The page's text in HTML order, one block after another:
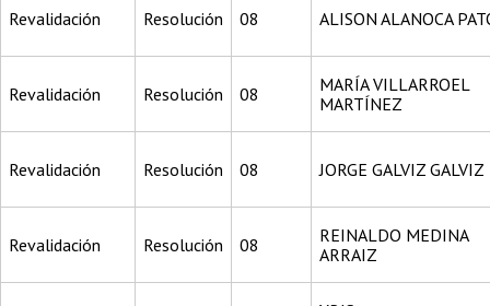
Revalidación Resolución 08 ALISON ALANOCA
Revalidación Resolución 08
MARÍA VILLARROEL
MARTÍNEZ
Revalidación Resolución 08 JORGE GALVIZ GALVIZ
Revalidación Resolución 08
REINALDO MEDINA
ARRAIZ